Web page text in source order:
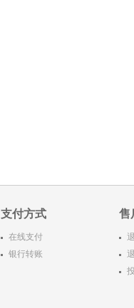
支付方式
在线支付
银行转账
售